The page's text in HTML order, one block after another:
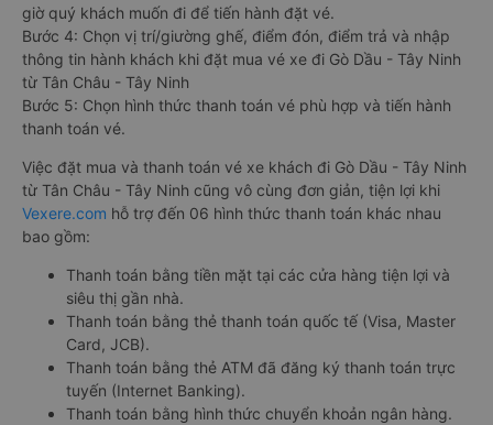
giờ quý khách muốn đi để tiến hành đặt vé.
Bước 4: Chọn vị trí/giường ghế, điểm đón, điểm trả và nhập
thông tin hành khách khi đặt mua vé xe đi Gò Dầu - Tây Ninh
từ Tân Châu - Tây Ninh
Bước 5: Chọn hình thức thanh toán vé phù hợp và tiến hành
thanh toán vé.
Việc đặt mua và thanh toán vé xe khách đi Gò Dầu - Tây Ninh
từ Tân Châu - Tây Ninh cũng vô cùng đơn giản, tiện lợi khi
Vexere.com hỗ trợ đến 06 hình thức thanh toán khác nhau
bao gồm:
Thanh toán bằng tiền mặt tại các cửa hàng tiện lợi và
siêu thị gần nhà.
Thanh toán bằng thẻ thanh toán quốc tế (Visa, Master
Card, JCB).
Thanh toán bằng thẻ ATM đã đăng ký thanh toán trực
tuyến (Internet Banking).
Thanh toán bằng hình thức chuyển khoản ngân hàng.